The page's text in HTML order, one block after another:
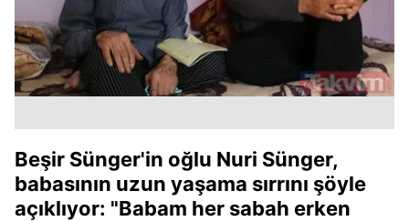
Beşir Sünger'in oğlu Nuri Sünger,
babasının uzun yaşama sırrını şöyle
açıklıyor: "Babam her sabah erken